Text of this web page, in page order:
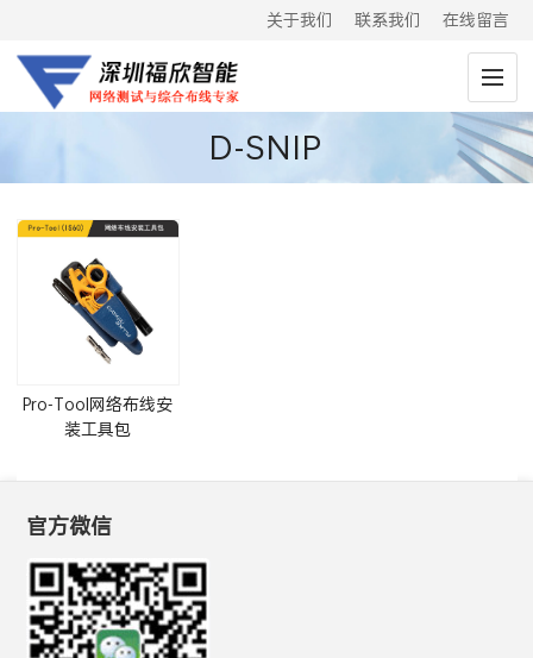
关于我们 联系我们 在线留言
D-SNIP
Pro-Tool网络布线安
装工具包
官方微信